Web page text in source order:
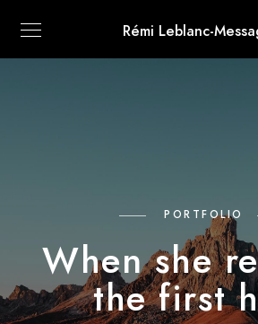
Rémi Leblanc-
PORTFOLIO
When she
the first